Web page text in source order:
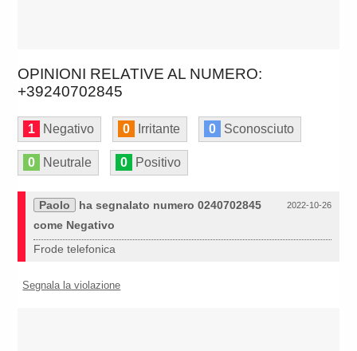
OPINIONI RELATIVE AL NUMERO:
+39240702845
1 Negativo 0 Irritante 0 Sconosciuto
0 Neutrale 0 Positivo
2022-10-26
Paolo
ha segnalato numero 0240702845
come Negativo
Frode telefonica
Segnala la violazione